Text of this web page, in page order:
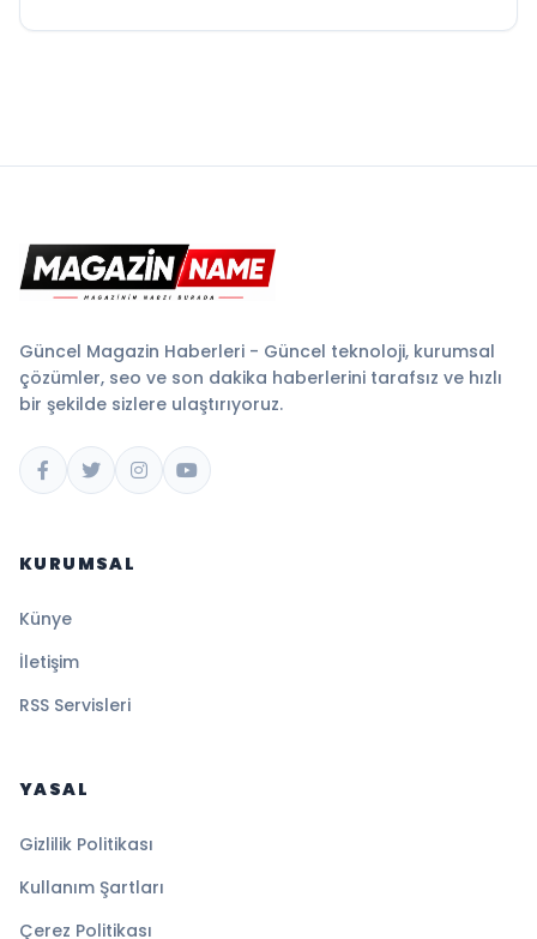
Güncel Magazin Haberleri - Güncel teknoloji, kurumsal
çözümler, seo ve son dakika haberlerini tarafsız ve hızlı
bir şekilde sizlere ulaştırıyoruz.
KURUMSAL
Künye
İletişim
RSS Servisleri
YASAL
Gizlilik Politikası
Kullanım Şartları
Çerez Politikası